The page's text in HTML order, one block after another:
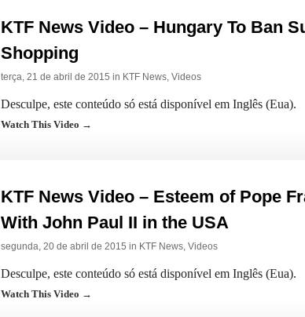
KTF News Video – Hungary To Ban
Shopping
terça, 21 de abril de 2015 in KTF News, Videos
Desculpe, este conteúdo só está disponível em Inglês (Eua).
Watch This Video →
KTF News Video – Esteem of Pope
With John Paul II in the USA
segunda, 20 de abril de 2015 in KTF News, Videos
Desculpe, este conteúdo só está disponível em Inglês (Eua).
Watch This Video →